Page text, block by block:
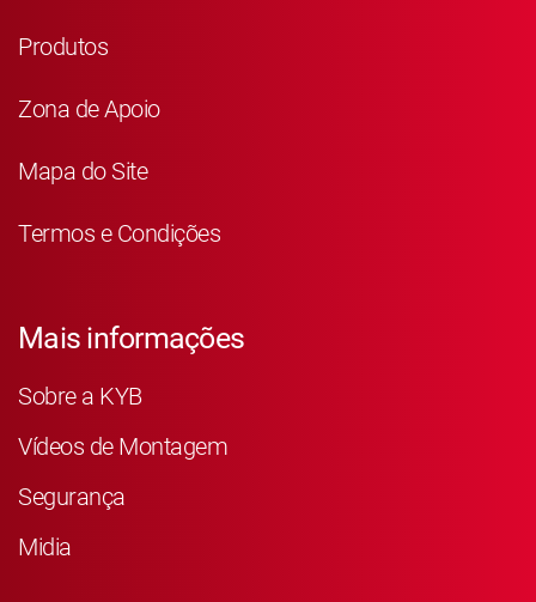
Produtos
Zona de Apoio
Mapa do Site
Termos e Condições
Mais informações
Sobre a KYB
Vídeos de Montagem
Segurança
Midia